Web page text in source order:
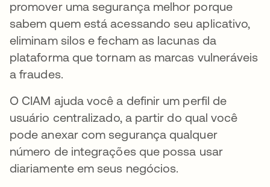
promover uma segurança melhor porque
sabem quem está acessando seu aplicativo,
eliminam silos e fecham as lacunas da
plataforma que tornam as marcas vulneráveis
a fraudes.
O CIAM ajuda você a definir um perfil de
usuário centralizado, a partir do qual você
pode anexar com segurança qualquer
número de integrações que possa usar
diariamente em seus negócios.